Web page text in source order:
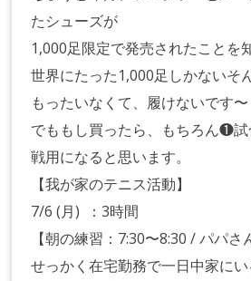
たシューズが
1,000足限定で発売されたことを
世界にたった1,000足しかないそ
もったいなくて、履けないです〜
でももし買ったら、もちろん❶
戦用になると思います。
【我が家のテニス活動】
7/6 (月) ：3時間
【朝の練習：7:30〜8:30 / パパさ
せっかく在宅勤務で一日中家にい